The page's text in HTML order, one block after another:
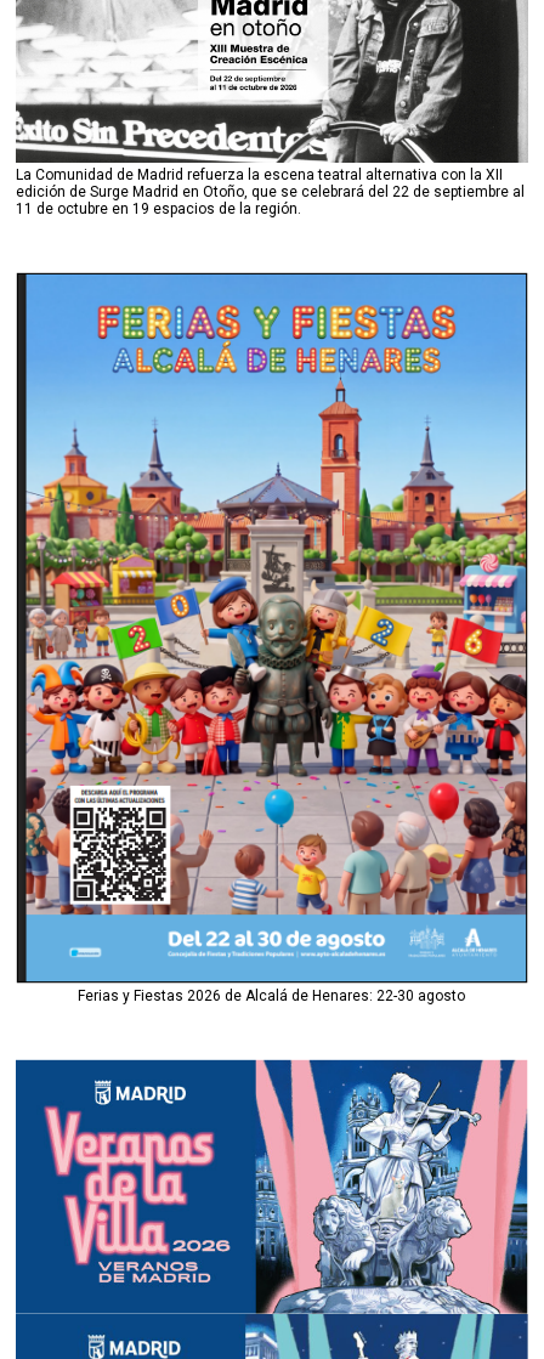
La Comunidad de Madrid refuerza la escena teatral alternativa con la XII
edición de Surge Madrid en Otoño, que se celebrará del 22 de septiembre al
11 de octubre en 19 espacios de la región.
Ferias y Fiestas 2026 de Alcalá de Henares: 22-30 agosto